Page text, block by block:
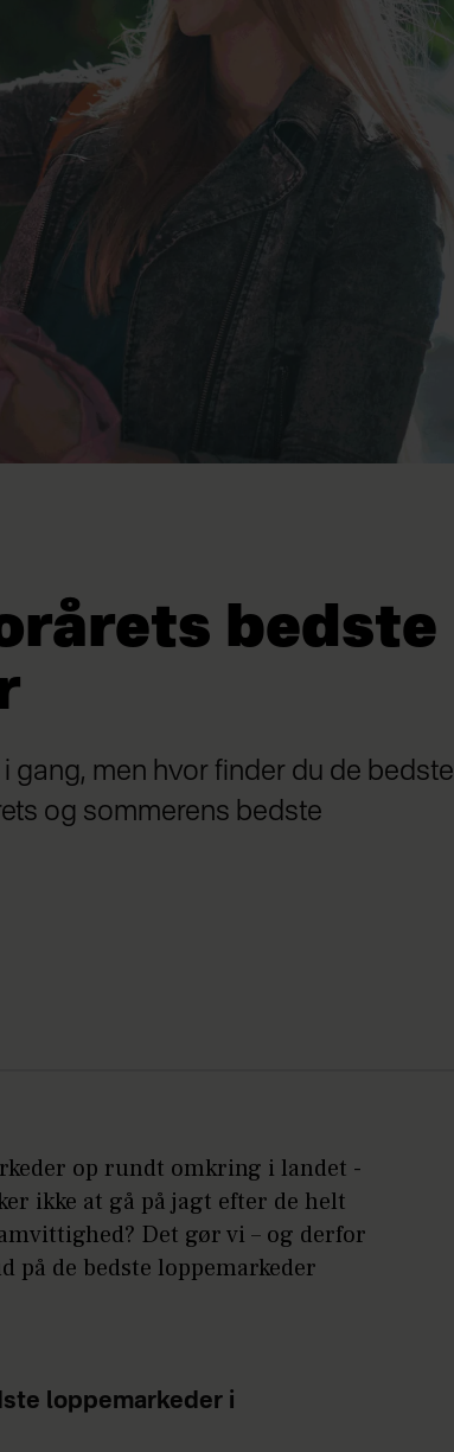
bedste
men hvor finder du de bedste
og sommerens bedste
op rundt omkring i landet -
ikke at gå på jagt efter de helt
Det gør vi – og derfor
på de bedste loppemarkeder
loppemarkeder i